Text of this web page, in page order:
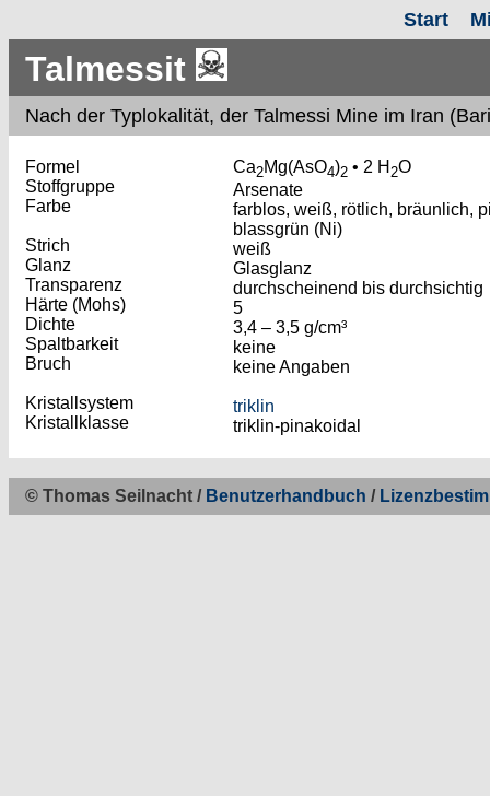
Start
Talmessit
Nach der Typlokalität, der Talmessi Mine im Iran
Formel
Stoffgruppe
Farbe
Strich
Glanz
Transparenz
Härte (Mohs)
Dichte
Spaltbarkeit
Bruch
Kristallsystem
Kristallklasse
Ca2Mg(AsO4)2 • 2 H 2O
Arsenate
farblos, weiß, rötlich, bräunlich,
blassgrün (Ni)
weiß
Glasglanz
durchscheinend bis durchsichtig
5
3,4 – 3,5 g/cm³
keine
keine Angaben
triklin
triklin-pinakoidal
© Thomas Seilnacht / Benutzerhandbuch /